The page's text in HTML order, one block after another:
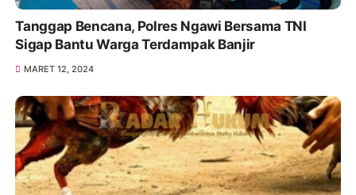
Tanggap Bencana, Polres Ngawi Bersama TNI
Sigap Bantu Warga Terdampak Banjir
MARET 12, 2024